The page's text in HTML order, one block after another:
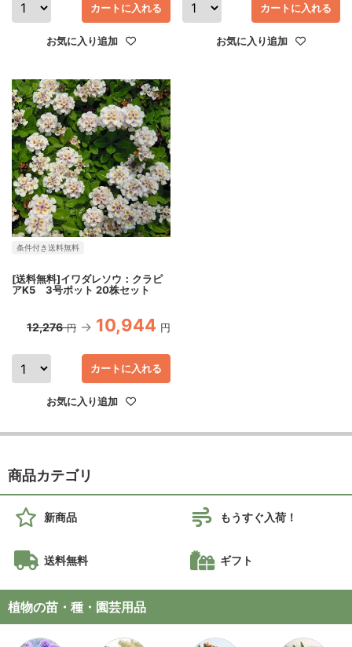
カートに入れる
お気に入り追加
カートに入れる
お気に入り追加
条件付き送料無料
[送料無料]イワダレソウ：クラピ
アK5 3号ポット 20株セット
12,276 円 10,944 円
カートに入れる
お気に入り追加
商品カテゴリ
新商品 もうすぐ入荷！
送料無料 ギフト
植物の苗・種・園芸用品